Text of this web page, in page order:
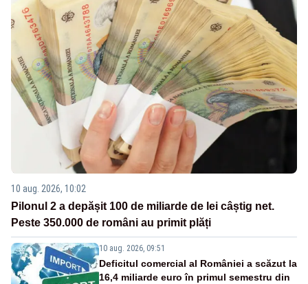
10 aug. 2026, 10:02
Pilonul 2 a depășit 100 de miliarde de lei câștig net.
Peste 350.000 de români au primit plăți
10 aug. 2026, 09:51
Deficitul comercial al României a scăzut la
16,4 miliarde euro în primul semestru din